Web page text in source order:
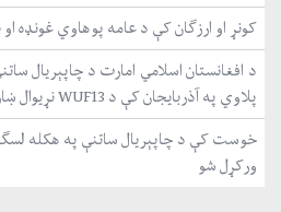
کونړ او ارزګان کې د عامه پوهاوي غونډه او
د افغانستان اسلامي امارت د چاپېریال
پلاوي په آذربایجان کې د WUF13 نړیوال ښاري فورم کې ګډون وکړ
خوست کې د چاپېریال ساتنې په هکله
ورکړل شو